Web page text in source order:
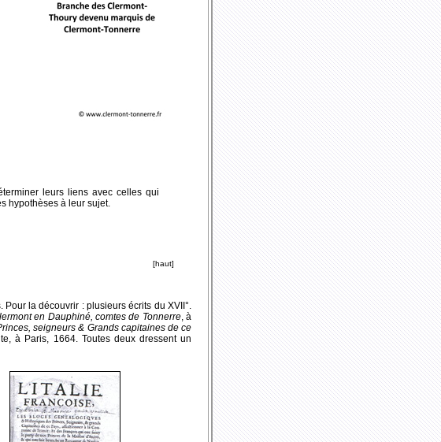
leurs liens avec celles qui
hypothèses à leur sujet.
[haut]
la découvrir : plusieurs écrits du XVII°.
en Dauphiné, comtes de Tonnerre, à
seigneurs & Grands capitaines de ce
à Paris, 1664. Toutes deux dressent un